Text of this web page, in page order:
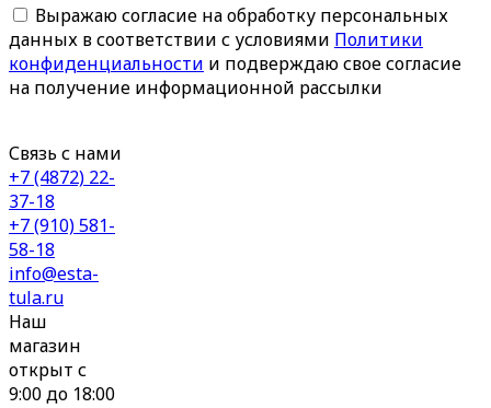
Выражаю согласие на обработку персональных
данных в соответствии с условиями Политики
конфиденциальности и подверждаю свое согласие
на получение информационной рассылки
Связь с нами
+7 (4872) 22-
37-18
+7 (910) 581-
58-18
info@esta-
tula.ru
Наш
магазин
открыт с
9:00 до 18:00